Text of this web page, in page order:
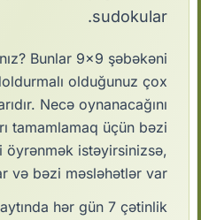
sudokular.
Bunlar 9x9 şəbəkəni
olduğunuz çox
Necə oynanacağını
tamamlamaq üçün bəzi
öyrənmək istəyirsinizsə,
və bəzi məsləhətlər var.
hər gün 7 çətinlik